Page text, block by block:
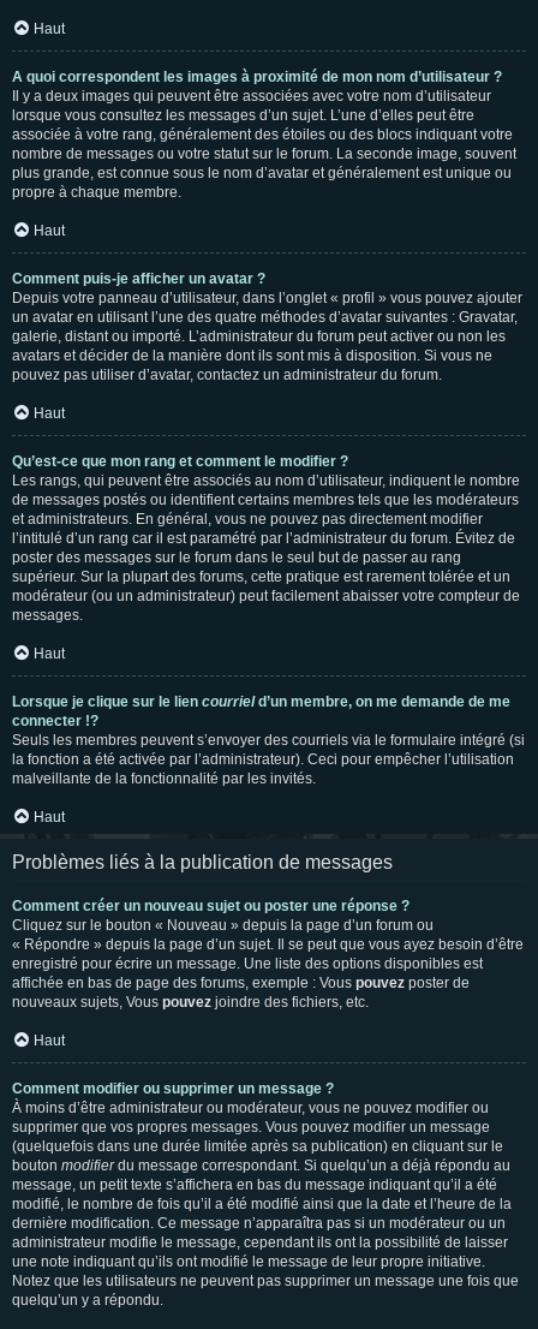
Haut
A quoi correspondent les images à proximité de mon nom d’utilisateur ?
Il y a deux images qui peuvent être associées avec votre nom d’utilisateur
lorsque vous consultez les messages d’un sujet. L’une d’elles peut être
associée à votre rang, généralement des étoiles ou des blocs indiquant votre
nombre de messages ou votre statut sur le forum. La seconde image, souvent
plus grande, est connue sous le nom d’avatar et généralement est unique ou
propre à chaque membre.
Haut
Comment puis-je afficher un avatar ?
Depuis votre panneau d’utilisateur, dans l’onglet « profil » vous pouvez ajouter
un avatar en utilisant l’une des quatre méthodes d’avatar suivantes : Gravatar,
galerie, distant ou importé. L’administrateur du forum peut activer ou non les
avatars et décider de la manière dont ils sont mis à disposition. Si vous ne
pouvez pas utiliser d’avatar, contactez un administrateur du forum.
Haut
Qu’est-ce que mon rang et comment le modifier ?
Les rangs, qui peuvent être associés au nom d’utilisateur, indiquent le nombre
de messages postés ou identifient certains membres tels que les modérateurs
et administrateurs. En général, vous ne pouvez pas directement modifier
l’intitulé d’un rang car il est paramétré par l’administrateur du forum. Évitez de
poster des messages sur le forum dans le seul but de passer au rang
supérieur. Sur la plupart des forums, cette pratique est rarement tolérée et un
modérateur (ou un administrateur) peut facilement abaisser votre compteur de
messages.
Haut
Lorsque je clique sur le lien courrield’un membre, on me demande de me
connecter !?
Seuls les membres peuvent s’envoyer des courriels via le formulaire intégré (si
la fonction a été activée par l’administrateur). Ceci pour empêcher l’utilisation
malveillante de la fonctionnalité par les invités.
Haut
Problèmes liés à la publication de messages
Comment créer un nouveau sujet ou poster une réponse ?
Cliquez sur le bouton « Nouveau » depuis la page d’un forum ou
« Répondre » depuis la page d’un sujet. Il se peut que vous ayez besoin d’être
enregistré pour écrire un message. Une liste des options disponibles est
affichée en bas de page des forums, exemple : Vous pouvez poster de
nouveaux sujets, Vous pouvez joindre des fichiers, etc.
Haut
Comment modifier ou supprimer un message ?
À moins d’être administrateur ou modérateur, vous ne pouvez modifier ou
supprimer que vos propres messages. Vous pouvez modifier un message
(quelquefois dans une durée limitée après sa publication) en cliquant sur le
bouton modifierdu message correspondant. Si quelqu’un a déjà répondu au
message, un petit texte s’affichera en bas du message indiquant qu’il a été
modifié, le nombre de fois qu’il a été modifié ainsi que la date et l’heure de la
dernière modification. Ce message n’apparaîtra pas si un modérateur ou un
administrateur modifie le message, cependant ils ont la possibilité de laisser
une note indiquant qu’ils ont modifié le message de leur propre initiative.
Notez que les utilisateurs ne peuvent pas supprimer un message une fois que
quelqu’un y a répondu.